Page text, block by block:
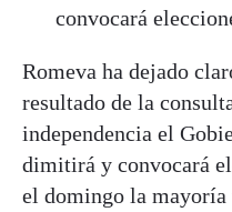
convocará
Romeva ha dejado
resultado de la
independencia el
dimitirá y convocará
el domingo la mayoría